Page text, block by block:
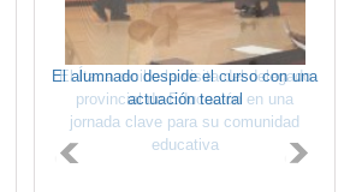
El alumnado despide el curso con una
actuación teatral
El Ítaca recibe la visita del delegado
provincial de Educación en una
jornada clave para su comunidad
educativa